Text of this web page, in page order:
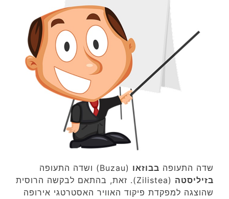
שדה התעופה בבוזאו (Buzau) ושדה התעופה
בזיליסטה
(Zilistea). זאת, בהתאם לבקשה הרוסית
שהוצגה למפקדת פיקוד האוויר האסטרטגי אירופה